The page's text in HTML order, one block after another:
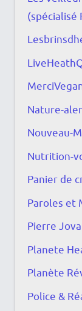
(spécialisé
Nature-
Nouveau-
Nutrition-
Panier de
Paroles et
Pierre
Planete
Planète
Police &